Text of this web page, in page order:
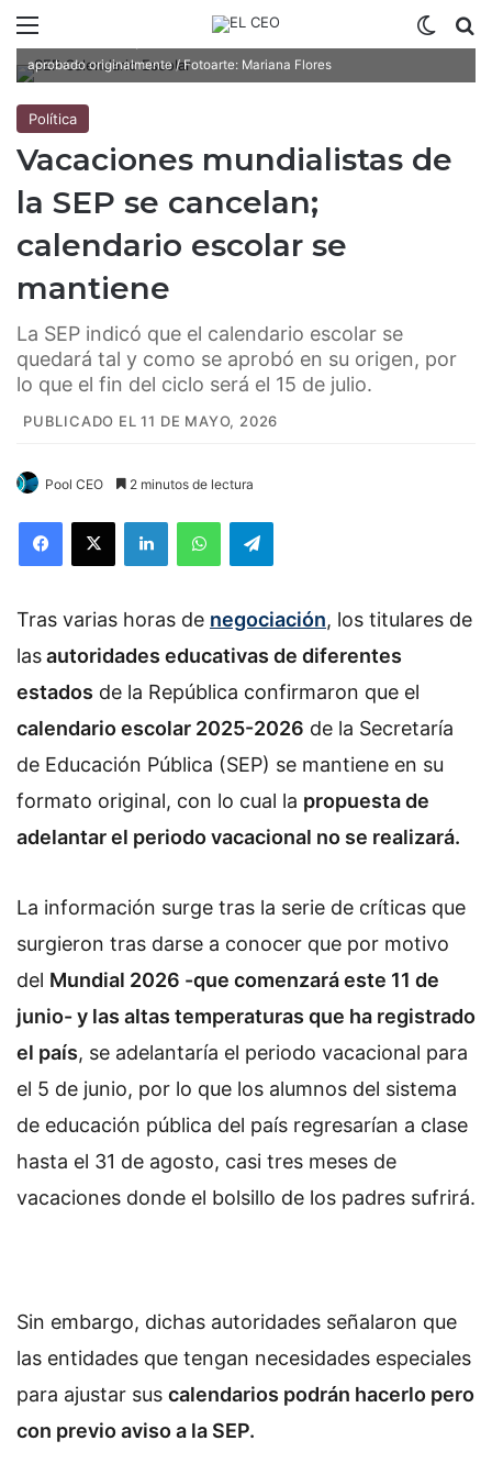
aprobado originalmente / Fotoarte: Mariana Flores
Política
Vacaciones mundialistas de
la SEP se cancelan;
calendario escolar se
mantiene
La SEP indicó que el calendario escolar se
quedará tal y como se aprobó en su origen, por
lo que el fin del ciclo será el 15 de julio.
PUBLICADO EL 11 DE MAYO, 2026
Pool CEO 2 minutos de lectura
Tras varias horas de negociación, los titulares de
lasautoridades educativas de diferentes
estados de la República confirmaron que el
calendario escolar 2025-2026 de la Secretaría
de Educación Pública (SEP) se mantiene en su
formato original, con lo cual la propuesta de
adelantar el periodo vacacional no se realizará.
La información surge tras la serie de críticas que
surgieron tras darse a conocer que por motivo
del Mundial 2026 -que comenzará este 11 de
junio- y las altas temperaturas que ha registrado
el país, se adelantaría el periodo vacacional para
el 5 de junio, por lo que los alumnos del sistema
de educación pública del país regresarían a clase
hasta el 31 de agosto, casi tres meses de
vacaciones donde el bolsillo de los padres sufrirá.
Sin embargo, dichas autoridades señalaron que
las entidades que tengan necesidades especiales
para ajustar sus calendarios podrán hacerlo pero
con previo aviso a la SEP.